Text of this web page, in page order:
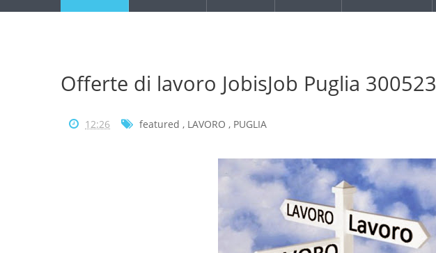
Offerte di lavoro JobisJob Puglia 300523
12:26 featured , LAVORO , PUGLIA